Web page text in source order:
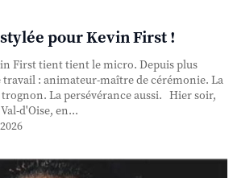
pour Kevin First !
First tient tient le micro. Depuis plus
: animateur-maître de cérémonie. La
La persévérance aussi. Hier soir,
d'Oise, en...